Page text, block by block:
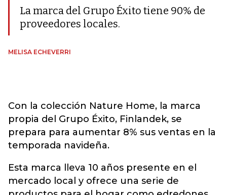
La marca del Grupo Éxito tiene 90% de
proveedores locales.
MELISA ECHEVERRI
Con la colección Nature Home, la marca
propia del Grupo Éxito, Finlandek, se
prepara para aumentar 8% sus ventas en la
temporada navideña.
Esta marca lleva 10 años presente en el
mercado local y ofrece una serie de